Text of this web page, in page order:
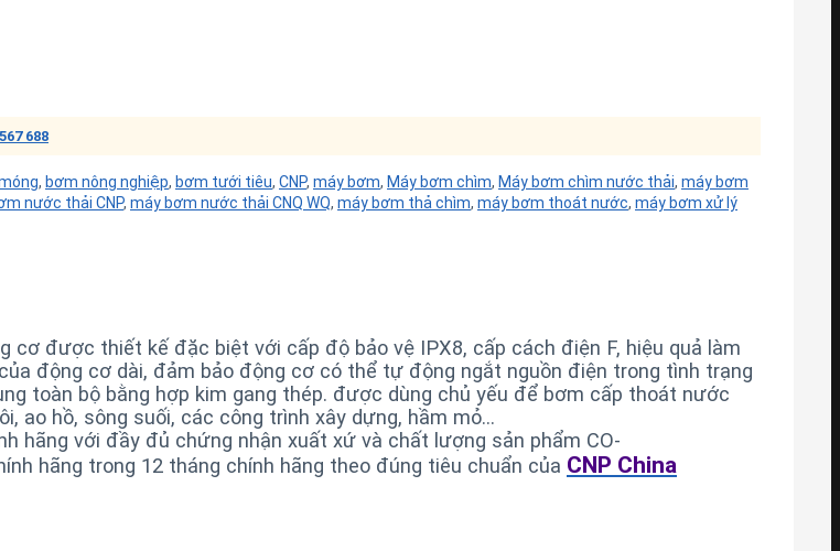
688
, bơm nông nghiệp, bơm tưới tiêu, CNP, máy bơm, Máy bơm chìm, Máy bơm chìm nước thải, máy bơm
nước thải CNP, máy bơm nước thải CNQ WQ, máy bơm thả chìm, máy bơm thoát nước, máy bơm xử lý
cơ được thiết kế đặc biệt với cấp độ bảo vệ IPX8, cấp cách điện F, hiệu quả làm
động cơ dài, đảm bảo động cơ có thể tự động ngắt nguồn điện trong tình trạng
toàn bộ bằng hợp kim gang thép. được dùng chủ yếu để bơm cấp thoát nước
ao hồ, sông suối, các công trình xây dựng, hầm mỏ…
hãng với đầy đủ chứng nhận xuất xứ và chất lượng sản phẩm CO-
hãng trong 12 tháng chính hãng theo đúng tiêu chuẩn của CNP China